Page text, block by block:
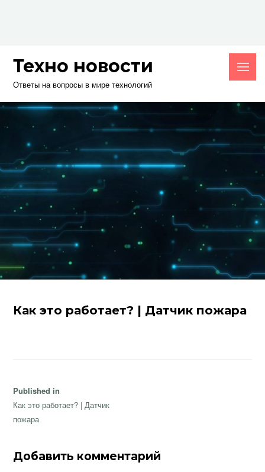
Техно новости
Ответы на вопросы в мире технологий
Как это работает? | Датчик пожара
Навигация
по
записям
Published in
Как это работает? | Датчик
пожара
Добавить комментарий